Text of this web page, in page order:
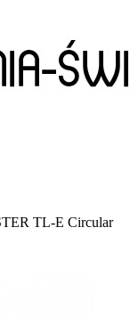
TL-E Circular